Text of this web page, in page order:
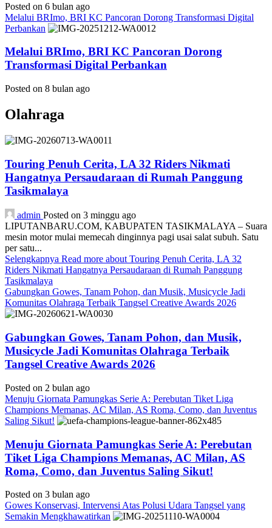
Posted on 6 bulan ago
Melalui BRImo, BRI KC Pancoran Dorong Transformasi Digital
Perbankan
Melalui BRImo, BRI KC Pancoran Dorong
Transformasi Digital Perbankan
Posted on 8 bulan ago
Olahraga
Touring Penuh Cerita, LA 32 Riders Nikmati
Hangatnya Persaudaraan di Rumah Panggung
Tasikmalaya
admin Posted on 3 minggu ago
LIPUTANBARU.COM, KABUPATEN TASIKMALAYA – Suara
mesin motor mulai memecah dinginnya pagi usai salat subuh. Satu
per satu...
Selengkapnya Read more about Touring Penuh Cerita, LA 32
Riders Nikmati Hangatnya Persaudaraan di Rumah Panggung
Tasikmalaya
Gabungkan Gowes, Tanam Pohon, dan Musik, Musicycle Jadi
Komunitas Olahraga Terbaik Tangsel Creative Awards 2026
Gabungkan Gowes, Tanam Pohon, dan Musik,
Musicycle Jadi Komunitas Olahraga Terbaik
Tangsel Creative Awards 2026
Posted on 2 bulan ago
Menuju Giornata Pamungkas Serie A: Perebutan Tiket Liga
Champions Memanas, AC Milan, AS Roma, Como, dan Juventus
Saling Sikut!
Menuju Giornata Pamungkas Serie A: Perebutan
Tiket Liga Champions Memanas, AC Milan, AS
Roma, Como, dan Juventus Saling Sikut!
Posted on 3 bulan ago
Gowes Konservasi, Intervensi Atas Polusi Udara Tangsel yang
Semakin Mengkhawatirkan